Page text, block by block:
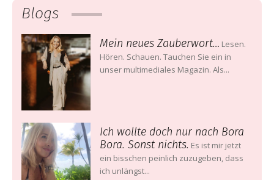
Blogs
Mein neues Zauberwort… Lesen.
Hören. Schauen. Tauchen Sie ein in
unser multimediales Magazin. Als...
Ich wollte doch nur nach Bora
Bora. Sonst nichts. Es ist mir jetzt
ein bisschen peinlich zuzugeben, dass
ich unlängst...